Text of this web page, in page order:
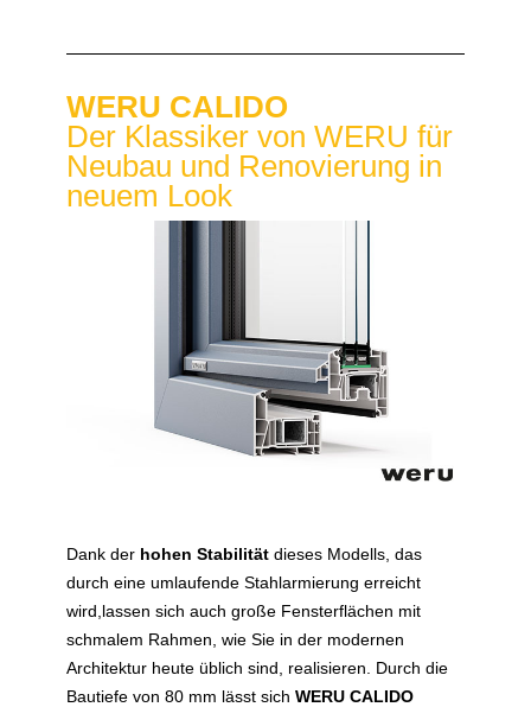
WERU CALIDO
Der Klassiker von WERU für
Neubau und Renovierung in
neuem Look
Dank der hohen Stabilität dieses Modells, das
durch eine umlaufende Stahlarmierung erreicht
wird,lassen sich auch große Fensterflächen mit
schmalem Rahmen, wie Sie in der modernen
Architektur heute üblich sind, realisieren. Durch die
Bautiefe von 80 mm lässt sich WERU CALIDO